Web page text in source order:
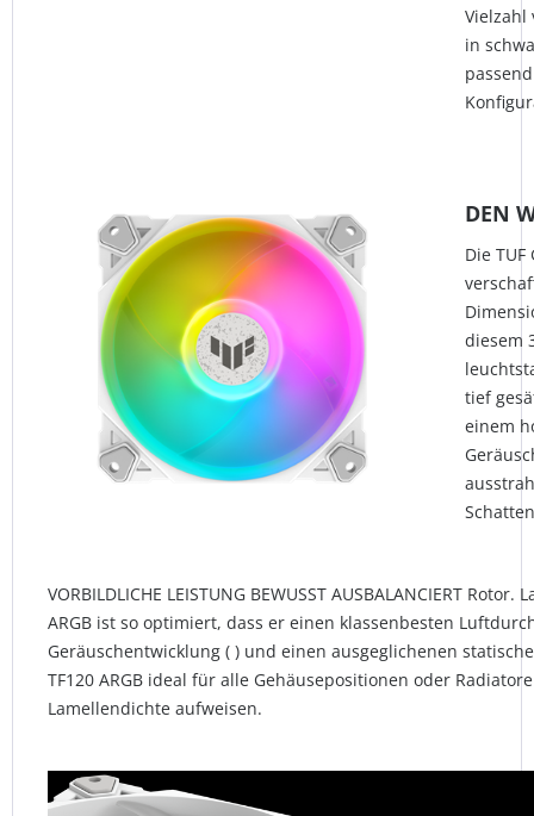
Vielzahl
in
DEN
Die
diesem
tief
einem
VORBILDLICHE LEISTUNG BEWUSST AUSBALANCIERT
ARGB ist so optimiert, dass er einen klassenbesten
Geräuschentwicklung ( ) und einen ausgeglichenen
TF120 ARGB ideal für alle Gehäusepositionen oder
Lamellendichte aufweisen.